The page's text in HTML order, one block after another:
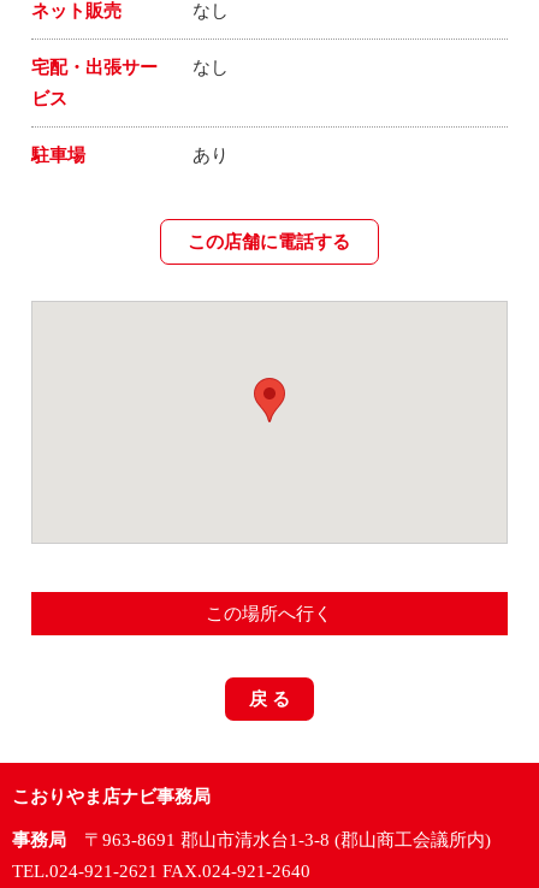
ネット販売 なし
宅配・出張サー
ビス
なし
駐車場 あり
この店舗に電話する
この場所へ行く
戻 る
こおりやま店ナビ事務局
事務局 〒963-8691 郡山市清水台1-3-8 (郡山商工会議所内)
TEL.024-921-2621 FAX.024-921-2640